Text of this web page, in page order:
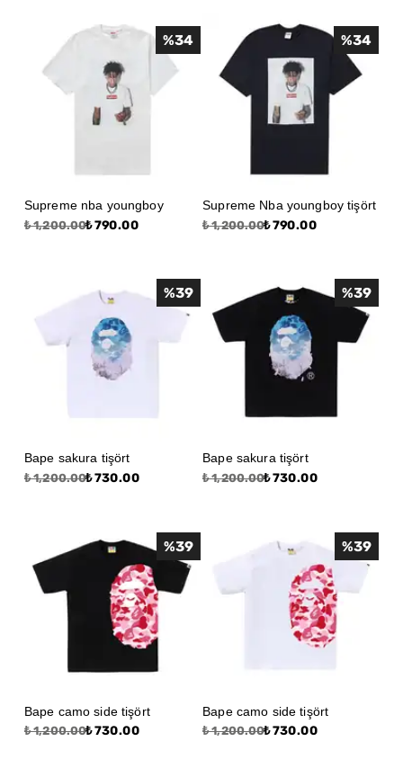
Supreme nba youngboy
₺ 1,200.00₺ 790.00
%34
Supreme Nba youngboy tişört
₺ 1,200.00₺ 790.00
%34
Bape sakura tişört
₺ 1,200.00₺ 730.00
%39
Bape sakura tişört
₺ 1,200.00₺ 730.00
%39
Bape camo side tişört
₺ 1,200.00₺ 730.00
%39
Bape camo side tişört
₺ 1,200.00₺ 730.00
%39